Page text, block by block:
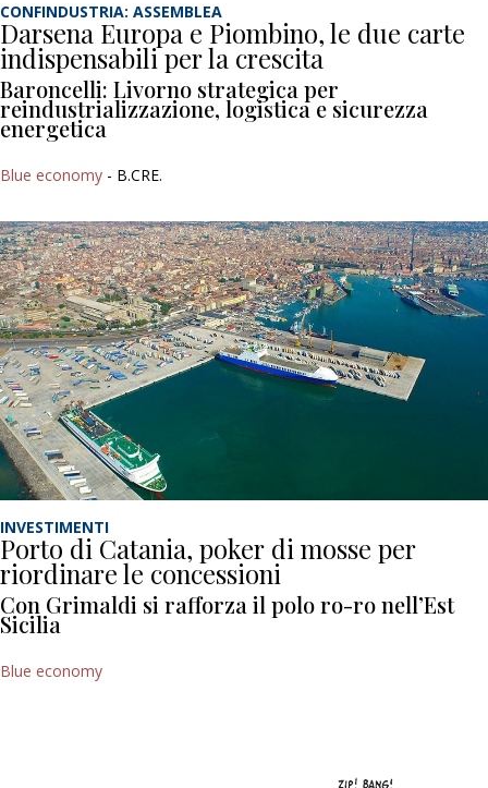
CONFINDUSTRIA: ASSEMBLEA
Darsena Europa e Piombino, le due carte
indispensabili per la crescita
Baroncelli: Livorno strategica per
reindustrializzazione, logistica e sicurezza
energetica
Blue economy - B.CRE.
INVESTIMENTI
Porto di Catania, poker di mosse per
riordinare le concessioni
Con Grimaldi si rafforza il polo ro-ro nell’Est
Sicilia
Blue economy